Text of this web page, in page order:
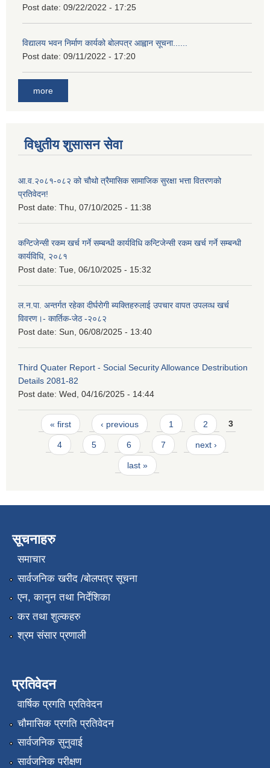
Post date: 09/22/2022 - 17:25
विद्यालय भवन निर्माण कार्यको बोलपत्र आह्वान सूचना......
Post date: 09/11/2022 - 17:20
more
विधुतीय शुसासन सेवा
आ.व.२०८१-०८२ को चौथो त्रैमासिक सामाजिक सुरक्षा भत्ता वितरणको
प्रतिवेदन!
Post date: Thu, 07/10/2025 - 11:38
कन्टिजेन्सी रकम खर्च गर्ने सम्बन्धी कार्यविधि कन्टिजेन्सी रकम खर्च गर्ने सम्बन्धी
कार्यविधि, २०८१
Post date: Tue, 06/10/2025 - 15:32
ल.न.पा. अन्तर्गत रहेका दीर्घरोगी ब्यक्तिहरुलाई उपचार वापत उपलव्ध खर्च
विवरण।- कार्तिक-जेठ -२०८२
Post date: Sun, 06/08/2025 - 13:40
Third Quater Report - Social Security Allowance Destribution
Details 2081-82
Post date: Wed, 04/16/2025 - 14:44
Pages
« first ‹ previous 1 2 3
4 5 6 7 next ›
last »
सूचनाहरु
समाचार
सार्वजनिक खरीद /बोलपत्र सूचना
एन, कानुन तथा निर्देशिका
कर तथा शुल्कहरु
श्रम संसार प्रणाली
प्रतिवेदन
वार्षिक प्रगति प्रतिवेदन
चौमासिक प्रगति प्रतिवेदन
सार्वजनिक सुनुवाई
सार्वजनिक परीक्षण